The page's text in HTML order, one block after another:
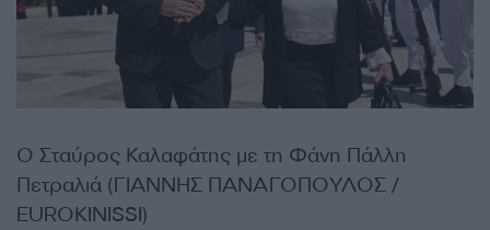
Ο Σταύρος Καλαφάτης με τη Φάνη Πάλλη
Πετραλιά (ΓΙΑΝΝΗΣ ΠΑΝΑΓΟΠΟΥΛΟΣ /
EUROKINISSI)